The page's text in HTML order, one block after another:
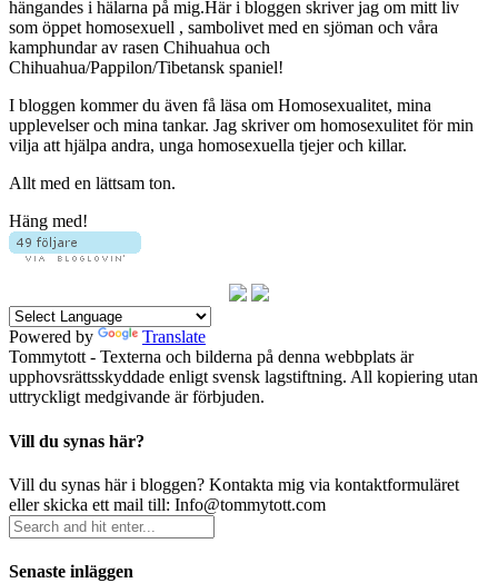
hängandes i hälarna på mig.Här i bloggen skriver jag om mitt liv
som öppet homosexuell , sambolivet med en sjöman och våra
kamphundar av rasen Chihuahua och
Chihuahua/Pappilon/Tibetansk spaniel!
I bloggen kommer du även få läsa om Homosexualitet, mina
upplevelser och mina tankar. Jag skriver om homosexulitet för min
vilja att hjälpa andra, unga homosexuella tjejer och killar.
Allt med en lättsam ton.
Häng med!
Powered by
Translate
Tommytott - Texterna och bilderna på denna webbplats är
upphovsrättsskyddade enligt svensk lagstiftning. All kopiering utan
uttryckligt medgivande är förbjuden.
Vill du synas här?
Vill du synas här i bloggen? Kontakta mig via kontaktformuläret
eller skicka ett mail till: Info@tommytott.com
Senaste inläggen